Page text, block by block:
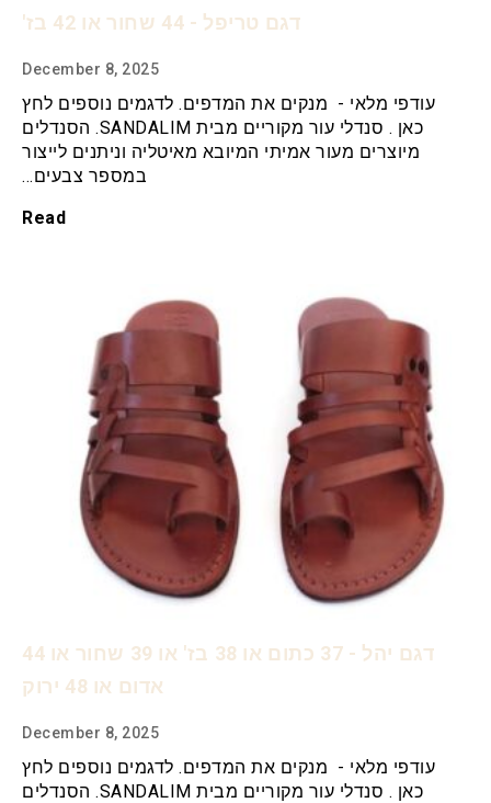
דגם טריפל - 44 שחור או 42 בז'
December 8, 2025
עודפי מלאי - מנקים את המדפים. לדגמים נוספים לחץ
כאן . סנדלי עור מקוריים מבית SANDALIM. הסנדלים
מיוצרים מעור אמיתי המיובא מאיטליה וניתנים לייצור
במספר צבעים…
Read
דגם יהל - 37 כתום או 38 בז' או 39 שחור או 44
אדום או 48 ירוק
December 8, 2025
עודפי מלאי - מנקים את המדפים. לדגמים נוספים לחץ
כאן . סנדלי עור מקוריים מבית SANDALIM. הסנדלים